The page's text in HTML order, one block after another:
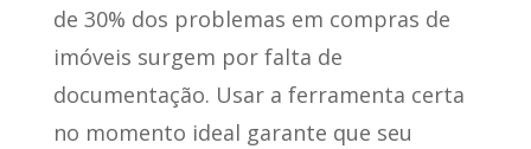
de 30% dos problemas em compras de
imóveis surgem por falta de
documentação. Usar a ferramenta certa
no momento ideal garante que seu